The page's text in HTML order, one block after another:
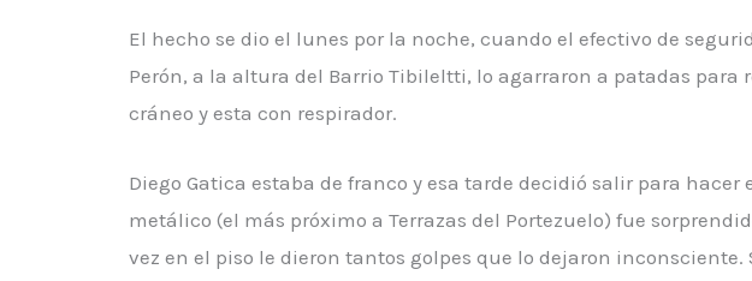
El hecho se dio el lunes por la noche, cuando el efectivo de
Perón, a la altura del Barrio Tibileltti, lo agarraron a patadas
cráneo y esta con respirador.
Diego Gatica estaba de franco y esa tarde decidió salir para
metálico (el más próximo a Terrazas del Portezuelo) fue
vez en el piso le dieron tantos golpes que lo dejaron